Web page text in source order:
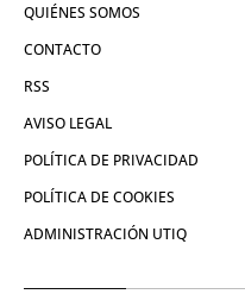
QUIÉNES SOMOS
CONTACTO
RSS
AVISO LEGAL
POLÍTICA DE PRIVACIDAD
POLÍTICA DE COOKIES
ADMINISTRACIÓN UTIQ